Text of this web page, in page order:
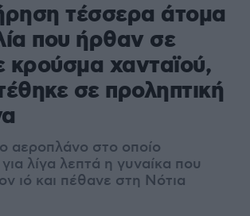
τέσσερα άτομα
που ήρθαν σε
κρούσμα χανταϊού,
σε προληπτική
αεροπλάνο στο οποίο
λίγα λεπτά η γυναίκα που
ιό και πέθανε στη Νότια